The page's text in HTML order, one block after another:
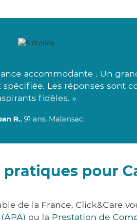
accommodante . Un
Les réponses sont
fidèles. »
R., 91 ans, Malansac
pour
de la France, Click&Care
ou la Prestation de